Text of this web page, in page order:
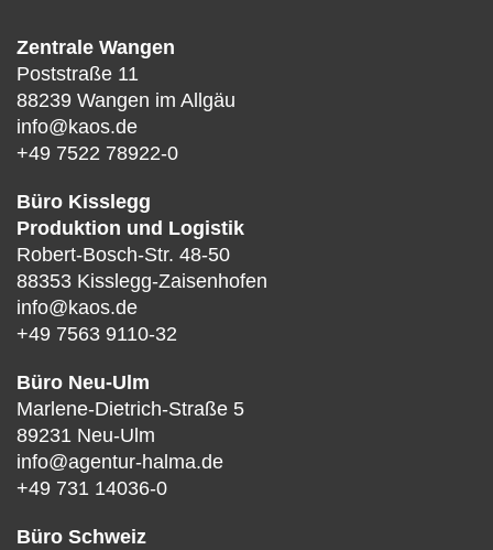
Zentrale Wangen
Poststraße 11
88239 Wangen im Allgäu
info@kaos.de
+49 7522 78922-0
Büro Kisslegg
Produktion und Logistik
Robert-Bosch-Str. 48-50
88353 Kisslegg-Zaisenhofen
info@kaos.de
+49 7563 9110-32
Büro Neu-Ulm
Marlene-Dietrich-Straße 5
89231 Neu-Ulm
info@agentur-halma.de
+49 731 14036-0
Büro Schweiz